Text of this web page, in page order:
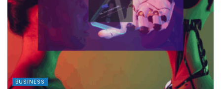
BUSINESS